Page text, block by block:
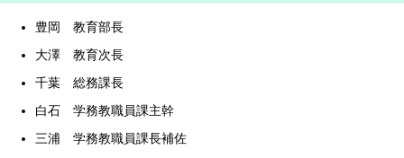
豊岡 教育部長
大澤 教育次長
千葉 総務課長
白石 学務教職員課主幹
三浦 学務教職員課長補佐